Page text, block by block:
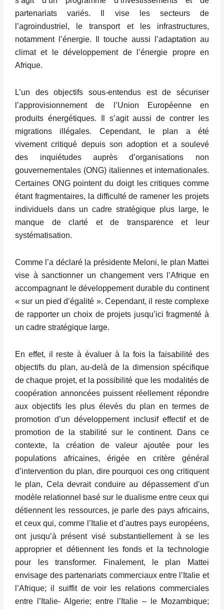
partenariats variés. Il vise les secteurs de
l’agroindustriel, le transport et les infrastructures,
notamment l’énergie. Il touche aussi l’adaptation au
climat et le développement de l’énergie propre en
Afrique.
L’un des objectifs sous-entendus est de sécuriser
l’approvisionnement de l’Union Européenne en
produits énergétiques. Il s’agit aussi de contrer les
migrations illégales. Cependant, le plan a été
vivement critiqué depuis son adoption et a soulevé
des inquiétudes auprès d’organisations non
gouvernementales (ONG) italiennes et internationales.
Certaines ONG pointent du doigt les critiques comme
étant fragmentaires, la difficulté de ramener les projets
individuels dans un cadre stratégique plus large, le
manque de clarté et de transparence et leur
systématisation.
Comme l’a déclaré la présidente Meloni, le plan Mattei
vise à sanctionner un changement vers l’Afrique en
accompagnant le développement durable du continent
« sur un pied d’égalité ». Cependant, il reste complexe
de rapporter un choix de projets jusqu’ici fragmenté à
un cadre stratégique large.
En effet, il reste à évaluer à la fois la faisabilité des
objectifs du plan, au-delà de la dimension spécifique
de chaque projet, et la possibilité que les modalités de
coopération annoncées puissent réellement répondre
aux objectifs les plus élevés du plan en termes de
promotion d’un développement inclusif effectif et de
promotion de la stabilité sur le continent. Dans ce
contexte, la création de valeur ajoutée pour les
populations africaines, érigée en critère général
d’intervention du plan, dire pourquoi ces ong critiquent
le plan, Cela devrait conduire au dépassement d’un
modèle relationnel basé sur le dualisme entre ceux qui
détiennent les ressources, je parle des pays africains,
et ceux qui, comme l’Italie et d’autres pays européens,
ont jusqu’à présent visé substantiellement à se les
approprier et détiennent les fonds et la technologie
pour les transformer. Finalement, le plan Mattei
envisage des partenariats commerciaux entre l’Italie et
l’Afrique; il suiffit de voir les relations commerciales
entre l’Italie- Algerie; entre l’Italie – le Mozambique;